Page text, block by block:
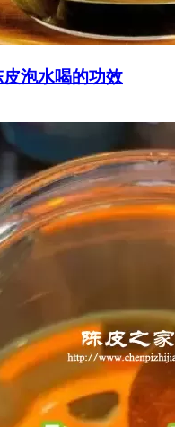
泡水喝的功效